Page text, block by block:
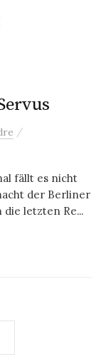
/
fällt es nicht
der Berliner
die letzten Re...